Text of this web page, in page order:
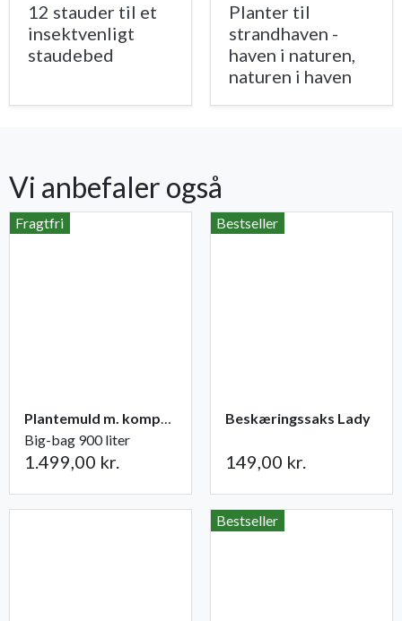
12 stauder til et
insektvenligt
staudebed
Planter til
strandhaven -
haven i naturen,
naturen i haven
Vi anbefaler også
Fragtfri
Plantemuld m. kompost fra Champost
Big-bag 900 liter
1.499,00 kr.
Bestseller
Beskæringssaks Lady
149,00 kr.
Bestseller